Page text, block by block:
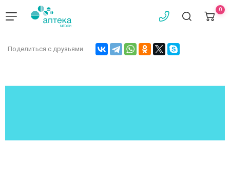
0
Поделиться с друзьями